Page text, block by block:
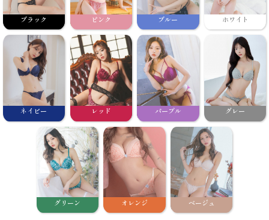
ブラック ピンク ブルー ホワイト
ネイビー レッド パープル グレー
グリーン オレンジ ベージュ